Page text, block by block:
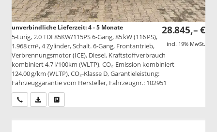
28.845,– €
incl. 19% MwSt.
unverbindliche Lieferzeit: 4 - 5 Monate
5-türig, 2.0 TDI 85KW/115PS 6-Gang, 85 kW (116 PS),
1.968 cm³, 4 Zylinder, Schalt. 6-Gang, Frontantrieb,
Verbrennungsmotor (ICE), Diesel, Kraftstoffverbrauch
kombiniert 4,7 l/100km (WLTP), CO₂-Emission kombiniert
124.00 g/km (WLTP), CO₂-Klasse D, Garantieleistung:
Fahrzeuggarantie vom Hersteller, Fahrzeugnr.: 102951
Wir rufen Sie anPDF-Datei, Fahrzeugexposé drucken